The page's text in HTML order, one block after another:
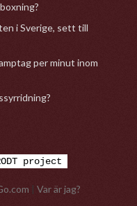
i Sverige, sett till
per minut inom
project
| Var är jag?